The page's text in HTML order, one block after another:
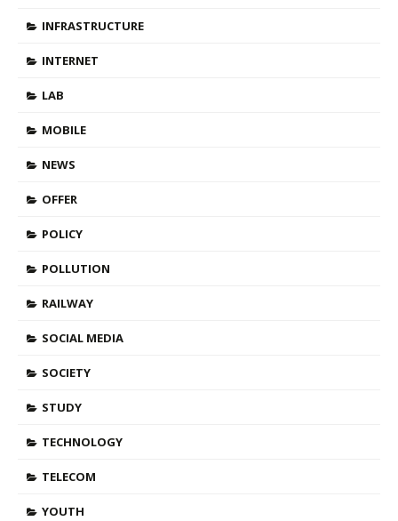
INFRASTRUCTURE
INTERNET
LAB
MOBILE
NEWS
OFFER
POLICY
POLLUTION
RAILWAY
SOCIAL MEDIA
SOCIETY
STUDY
TECHNOLOGY
TELECOM
YOUTH